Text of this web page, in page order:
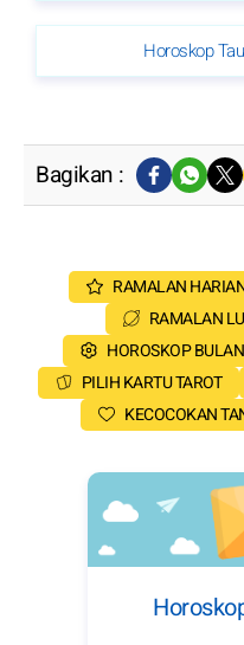
Horoskop
Bagikan :
RAMALAN
RAMALAN
HOROSKOP
PILIH KARTU TAROT
KECOCOKAN